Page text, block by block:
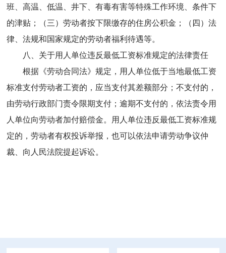
班、高温、低温、井下、有毒有害等特殊工作环境、条件下
的津贴；（三）劳动者按下限缴存的住房公积金；（四）法
律、法规和国家规定的劳动者福利待遇等。
八、关于用人单位违反最低工资标准规定的法律责任
根据《劳动合同法》规定，用人单位低于当地最低工资
标准支付劳动者工资的，应当支付其差额部分；不支付的，
由劳动行政部门责令限期支付；逾期不支付的，依法责令用
人单位向劳动者加付赔偿金。用人单位违反最低工资标准规
定的，劳动者有权投诉举报，也可以依法申请劳动争议仲
裁、向人民法院提起诉讼。